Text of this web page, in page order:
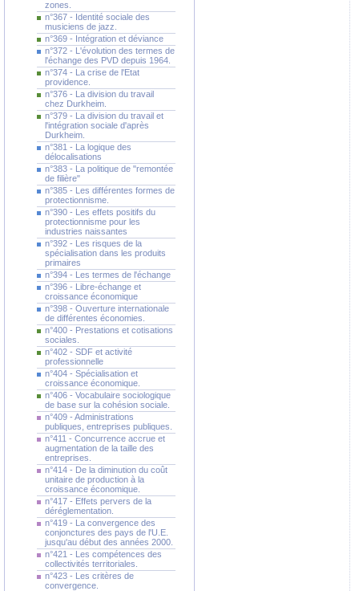
zones.
n°367 - Identité sociale des
musiciens de jazz.
n°369 - Intégration et déviance
n°372 - L'évolution des termes de
l'échange des PVD depuis 1964.
n°374 - La crise de l'Etat
providence.
n°376 - La division du travail
chez Durkheim.
n°379 - La division du travail et
l'intégration sociale d'après
Durkheim.
n°381 - La logique des
délocalisations
n°383 - La politique de "remontée
de filière"
n°385 - Les différentes formes de
protectionnisme.
n°390 - Les effets positifs du
protectionnisme pour les
industries naissantes
n°392 - Les risques de la
spécialisation dans les produits
primaires
n°394 - Les termes de l'échange
n°396 - Libre-échange et
croissance économique
n°398 - Ouverture internationale
de différentes économies.
n°400 - Prestations et cotisations
sociales.
n°402 - SDF et activité
professionnelle
n°404 - Spécialisation et
croissance économique.
n°406 - Vocabulaire sociologique
de base sur la cohésion sociale.
n°409 - Administrations
publiques, entreprises publiques.
n°411 - Concurrence accrue et
augmentation de la taille des
entreprises.
n°414 - De la diminution du coût
unitaire de production à la
croissance économique.
n°417 - Effets pervers de la
déréglementation.
n°419 - La convergence des
conjonctures des pays de l'U.E.
jusqu'au début des années 2000.
n°421 - Les compétences des
collectivités territoriales.
n°423 - Les critères de
convergence.